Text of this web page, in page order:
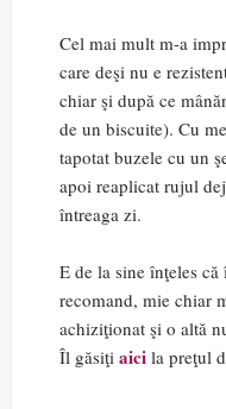
Cel mai mult m-a
care deşi nu e
chiar şi după ce
de un biscuite). Cu
tapotat buzele cu un
apoi reaplicat rujul
întreaga zi.
E de la sine înţeles
recomand, mie chiar
achiziţionat şi o altă
Îl găsiţi aici la preţul